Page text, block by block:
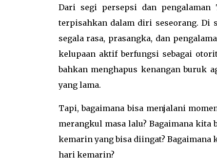
Dari segi persepsi dan
terpisahkan dalam diri seseorang. Di
segala rasa, prasangka, dan
kelupaan aktif berfungsi sebagai
bahkan menghapus kenangan buruk
yang lama.
Tapi, bagaimana bisa menjalani
merangkul masa lalu? Bagaimana
kemarin yang bisa diingat? Bagaimana
hari kemarin?